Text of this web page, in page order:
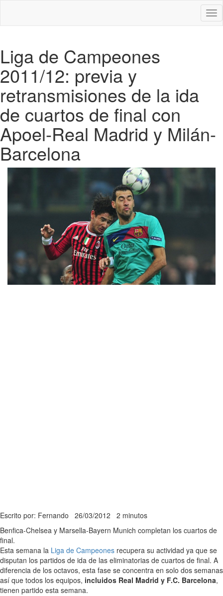
Liga de Campeones
2011/12: previa y
retransmisiones de la ida
de cuartos de final con
Apoel-Real Madrid y Milán-
Barcelona
Escrito por: Fernando 26/03/2012 2 minutos
Benfica-Chelsea y Marsella-Bayern Munich completan los cuartos de
final.
Esta semana la Liga de Campeones recupera su actividad ya que se
disputan los partidos de ida de las eliminatorias de cuartos de final. A
diferencia de los octavos, esta fase se concentra en solo dos semanas
así que todos los equipos, incluidos Real Madrid y F.C. Barcelona,
tienen partido esta semana.